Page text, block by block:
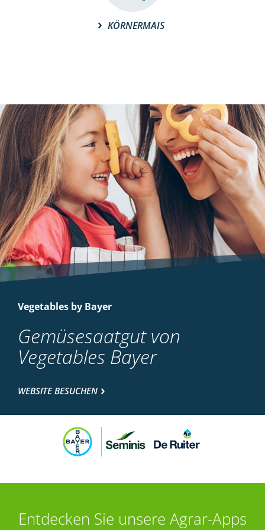
KÖRNERMAIS
Vegetables by Bayer
Gemüsesaatgut von
Vegetables Bayer
WEBSITE BESUCHEN
Entdecken Sie unsere Agrar-Apps